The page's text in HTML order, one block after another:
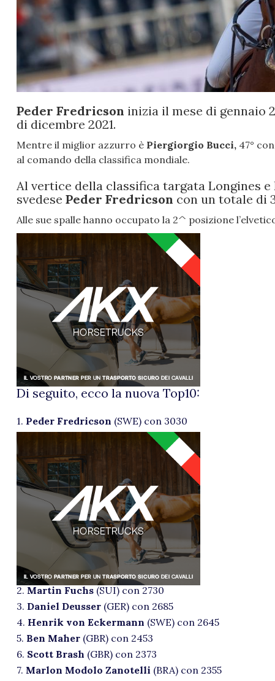
Peder Fredricson inizia il mese di gennaio
di dicembre 2021.
Mentre il miglior azzurro è Piergiorgio Bucci, 47°
al comando della classifica mondiale.
Al vertice della classifica targata Longines
svedese Peder Fredricson con un totale di
Alle sue spalle hanno occupato la 2^ posizione
Di seguito, ecco la nuova Top10:
1. Peder Fredricson (SWE) con 3030
2. Martin Fuchs (SUI) con 2730
3. Daniel Deusser (GER) con 2685
4. Henrik von Eckermann (SWE) con 2645
5. Ben Maher (GBR) con 2453
6. Scott Brash (GBR) con 2373
7. Marlon Modolo Zanotelli (BRA) con 2355